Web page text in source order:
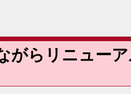
がらリニュー